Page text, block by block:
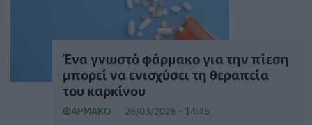
Ένα γνωστό φάρμακο για την πίεση
μπορεί να ενισχύσει τη θεραπεία
του καρκίνου
ΦΆΡΜΑΚΟ 26/03/2026 - 14:45